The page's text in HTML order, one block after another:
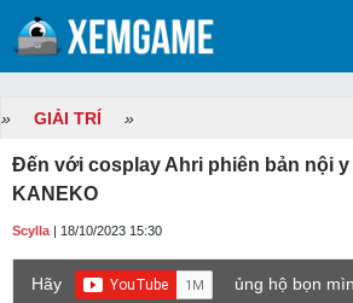
» GIẢI TRÍ »
Đến với cosplay Ahri phiên bản nội
KANEKO
Scylla | 18/10/2023 15:30
Hãy
ủng hộ bọn